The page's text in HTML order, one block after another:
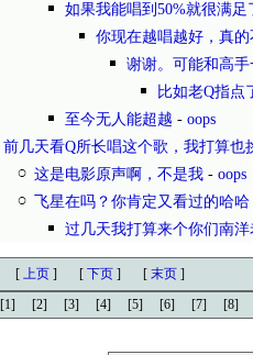
如果我能唱到50%就很满足
你现在越唱越好，真的
谢谢。可能和高
比如老Q指点
至今无人能超越 - oops
前几天看Q所长唱这个歌，我打算也
这是电影原声啊，不是我 - oops
飞星在吗？你肯定又看过的哈哈
过几天我打算来个你们南洋
[ 上页 ] [ 下页 ] [ 末页 ]
[1] [2] [3] [4] [5] [6] [7] [8]